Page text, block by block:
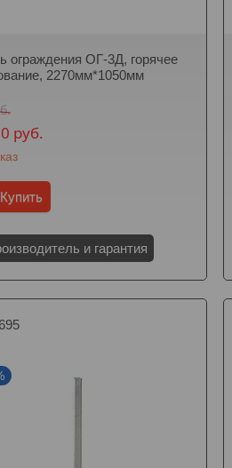
ограждения ОГ-3Д, горячее
2270мм*1050мм
руб.
Купить
и гарантия